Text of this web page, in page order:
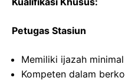
Petugas Stasiun
Memiliki ijazah
Kompeten dalam